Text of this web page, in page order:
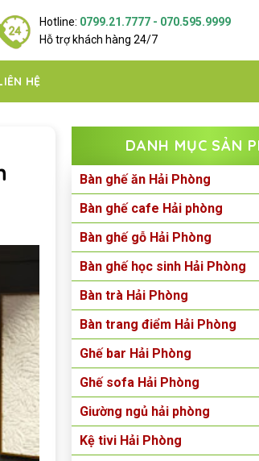
Hotline: 0799.21.7777 - 070.595.9999
Hỗ trợ khách hàng 24/7
HỆ
DANH MỤC SẢN
Bàn ghế ăn Hải Phòng
Bàn ghế cafe Hải phòng
Bàn ghế gỗ Hải Phòng
Bàn ghế học sinh Hải Phòng
Bàn trà Hải Phòng
Bàn trang điểm Hải Phòng
Ghế bar Hải Phòng
Ghế sofa Hải Phòng
Giường ngủ hải phòng
Kệ tivi Hải Phòng